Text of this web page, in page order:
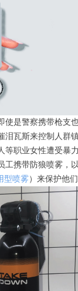
是警察携带枪
瓦斯来控制人群镇
职业女性遭受
携带防狼喷雾，
型喷雾）来保护他